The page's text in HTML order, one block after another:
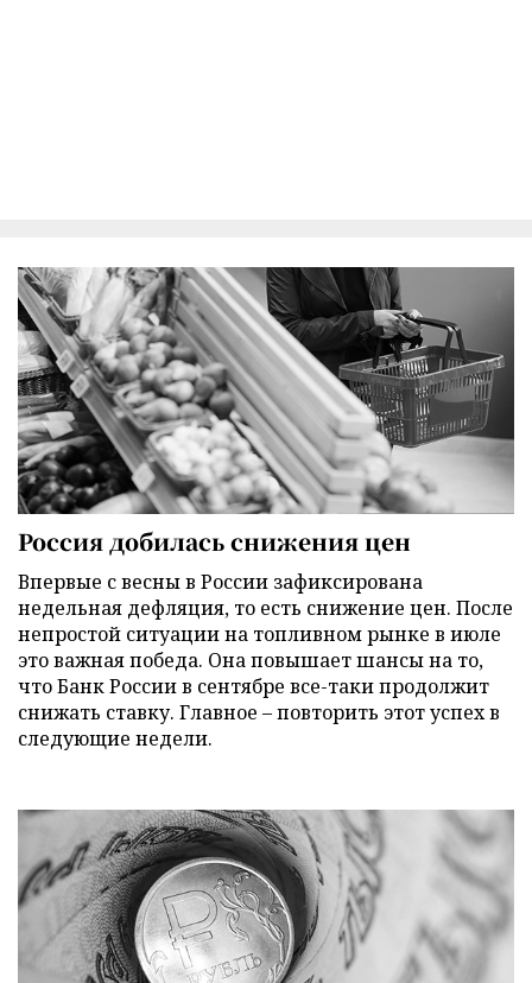
Россия добилась снижения цен
Впервые с весны в России зафиксирована
недельная дефляция, то есть снижение цен. После
непростой ситуации на топливном рынке в июле
это важная победа. Она повышает шансы на то,
что Банк России в сентябре все-таки продолжит
снижать ставку. Главное – повторить этот успех в
следующие недели.